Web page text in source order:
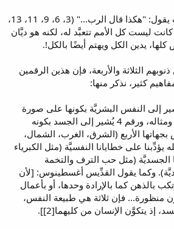
في بدء كل تأديب يقول: "هكذا قال الرب..." (3، 6، 9، 11، 13،
6)، فإن كانت ليست كل الأمم تتعبَّد له، لكنه هو ديَّان
كلها، يدين الكل ويهتم أيضًا بالكل!.
الثلاثة والأربعة، فإن هذين الرقمين
كثير، نذكر منها:
أن رقم 3 يُشير إلى النفس البشريَّة بكونها على صورة
الثالوث القدُّوس ومثاله، ورقم 4 يُشير إلى الجسد بكونه
الأربع (الشرق، الغرب، الشمال،
يؤدِّبنا على خطايانا النفسيَّة (مثل الكبرياء
الجسديَّة (مثل حب الترف والتخمة
وكما يقول القدِّيس أغسطينوس: [لأن
بالذهن كما بالإرادة وحدها، أو بأعمال
منظورة... فإن ثلاثة هي طبيعة النفس،
إذ يتكوَّن الإنسان من كليهما[2]].